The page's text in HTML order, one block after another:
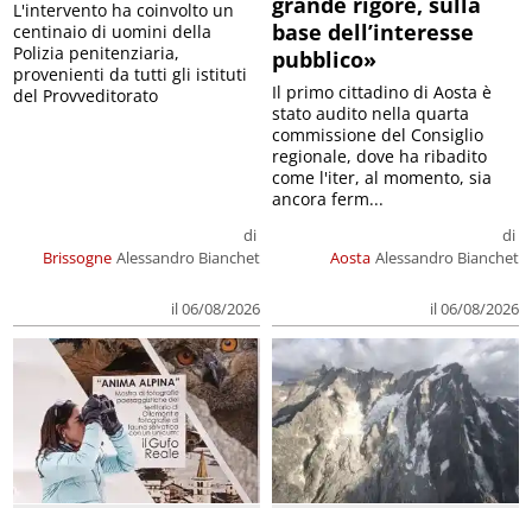
Brissogne
di
Alessandro Bianchet
il 06/08/2026
L'intervento ha coinvolto un
centinaio di uomini della
Polizia penitenziaria,
provenienti da tutti gli istituti
del Provveditorato
base dell’interesse
pubblico»
Aosta
di
Alessandro Bianchet
il 06/08/2026
Il primo cittadino di Aosta è
stato audito nella quarta
commissione del Consiglio
regionale, dove ha ribadito
come l'iter, al momento, sia
ancora ferm...